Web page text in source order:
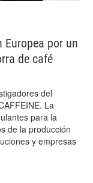
por un
de café
del
La
para la
de la producción
y empresas